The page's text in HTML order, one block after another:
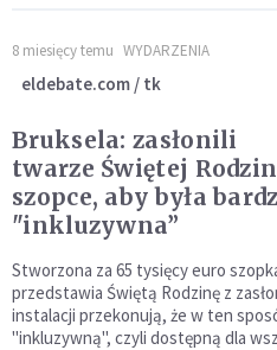
8 miesięcy temu WYDARZENIA
eldebate.com / tk
Bruksela: zasłonili
twarze Świętej
szopce, aby była
"inkluzywna”
Stworzona za 65 tysięcy euro
przedstawia Świętą Rodzinę z
instalacji przekonują, że w ten
"inkluzywną", czyli dostępną dla